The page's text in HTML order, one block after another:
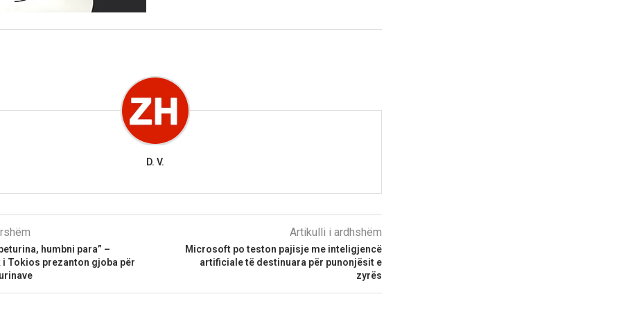
D. V.
humbni para” –
Tokios prezanton gjoba për
Artikulli i ardhshëm
Microsoft po teston pajisje me inteligjencë
artificiale të destinuara për punonjësit e
zyrës